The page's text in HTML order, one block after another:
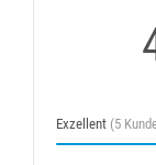
Exzellent (5